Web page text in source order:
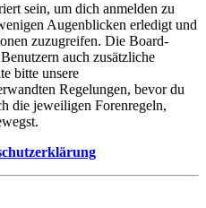
sein, um dich anmelden zu
Augenblicken erledigt und
zuzugreifen. Die Board-
auch zusätzliche
bitte unsere
Regelungen, bevor du
die jeweiligen Forenregeln,